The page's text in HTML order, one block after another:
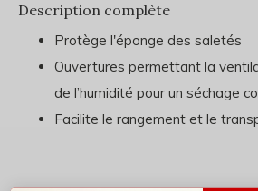
Description complète
Protège l'éponge des saletés
Ouvertures permettant la
de l’humidité pour un séchage
Facilite le rangement et le